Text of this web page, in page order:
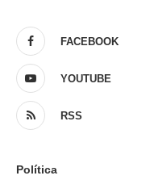
FACEBOOK
YOUTUBE
RSS
Política